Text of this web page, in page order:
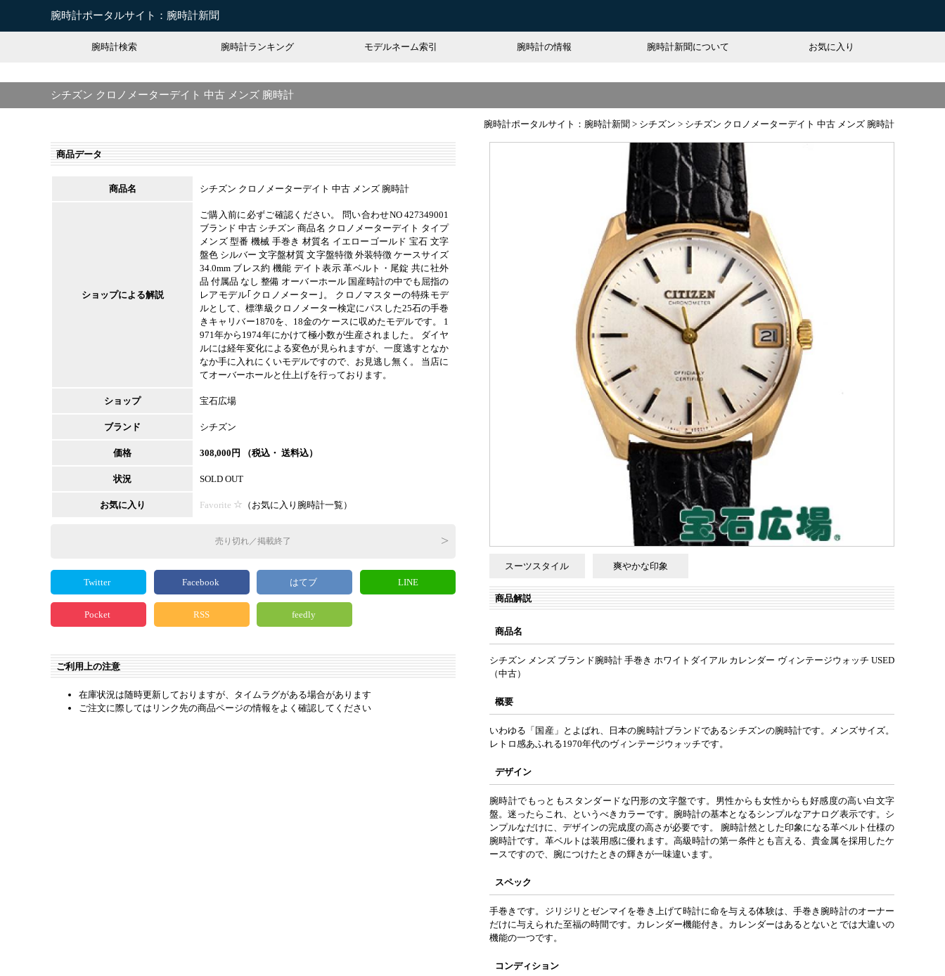
腕時計ポータルサイト：腕時計新聞
腕時計検索 腕時計ランキング モデルネーム索引 腕時計の情報 腕時計新聞について お気に入り
シチズン クロノメーターデイト 中古 メンズ 腕時計
腕時計ポータルサイト：腕時計新聞 > シチズン > シチズン クロノメーターデイト 中古 メンズ 腕時計
スーツスタイル 爽やかな印象
商品解説
商品名
シチズン メンズ ブランド腕時計 手巻き ホワイトダイアル カレンダー ヴィンテージウォッチ USED
（中古）
概要
いわゆる「国産」とよばれ、日本の腕時計ブランドであるシチズンの腕時計です。メンズサイズ。
レトロ感あふれる1970年代のヴィンテージウォッチです。
デザイン
腕時計でもっともスタンダードな円形の文字盤です。男性からも女性からも好感度の高い白文字
盤。迷ったらこれ、というべきカラーです。腕時計の基本となるシンプルなアナログ表示です。シ
ンプルなだけに、デザインの完成度の高さが必要です。 腕時計然とした印象になる革ベルト仕様の
腕時計です。革ベルトは装用感に優れます。高級時計の第一条件とも言える、貴金属を採用したケ
ースですので、腕につけたときの輝きが一味違います。
スペック
手巻きです。ジリジリとゼンマイを巻き上げて時計に命を与える体験は、手巻き腕時計のオーナー
だけに与えられた至福の時間です。カレンダー機能付き。カレンダーはあるとないとでは大違いの
機能の一つです。
コンディション
商品データ
商品名 シチズン クロノメーターデイト 中古 メンズ 腕時計
ショップによる解説
ご購入前に必ずご確認ください。 問い合わせNO 427349001
ブランド 中古 シチズン 商品名 クロノメーターデイト タイプ
メンズ 型番 機械 手巻き 材質名 イエローゴールド 宝石 文字
盤色 シルバー 文字盤材質 文字盤特徴 外装特徴 ケースサイズ
34.0mm ブレス約 機能 デイト表示 革ベルト・尾錠 共に社外
品 付属品 なし 整備 オーバーホール 国産時計の中でも屈指の
レアモデル｢クロノメーター｣。 クロノマスターの特殊モデ
ルとして、標準級クロノメーター検定にパスした25石の手巻
きキャリバー1870を、18金のケースに収めたモデルです。 1
971年から1974年にかけて極小数が生産されました。 ダイヤ
ルには経年変化による変色が見られますが、一度逃すとなか
なか手に入れにくいモデルですので、お見逃し無く。 当店に
てオーバーホールと仕上げを行っております。
ショップ 宝石広場
ブランド シチズン
価格 308,000 円 （税込・ 送料込）
状況 SOLD OUT
お気に入り Favorite （ お気に入り腕時計一覧 ）
売り切れ／掲載終了
Twitter Facebook はてブ LINE
Pocket RSS feedly
ご利用上の注意
在庫状況は随時更新しておりますが、タイムラグがある場合があります
ご注文に際してはリンク先の商品ページの情報をよく確認してください